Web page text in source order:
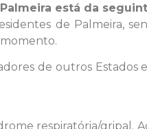
está da
de Palmeira,
de outros
respiratória/gripal.